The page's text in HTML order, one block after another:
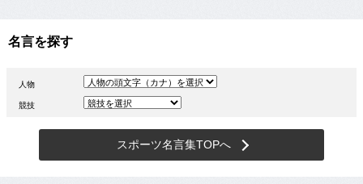
名言を探す
人物
競技
スポーツ名言集TOPへ